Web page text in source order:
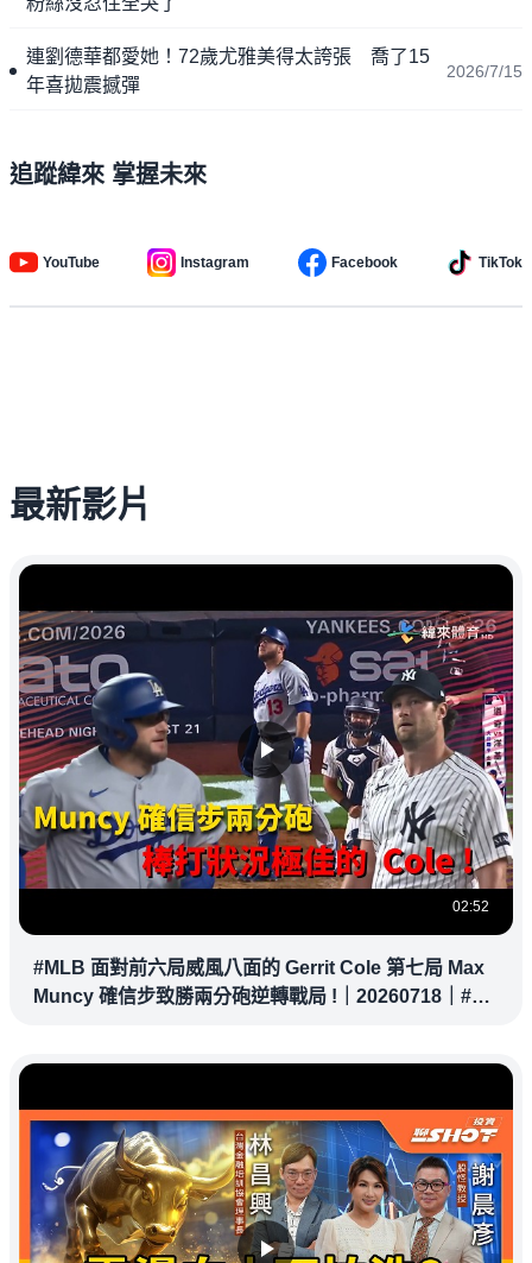
連劉德華都愛她！72歲尤雅美得太誇張 喬了15
年喜拋震撼彈
2026/7/15
追蹤緯來 掌握未來
YouTube Instagram Facebook TikTok
最新影片
02:52
#MLB 面對前六局威風八面的 Gerrit Cole 第七局 Max
Muncy 確信步致勝兩分砲逆轉戰局 !｜20260718｜#洛